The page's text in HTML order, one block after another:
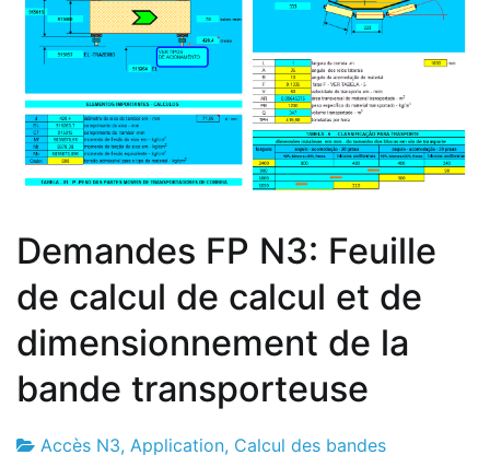
Demandes FP N3: Feuille
de calcul de calcul et de
dimensionnement de la
bande transporteuse
Accès N3, Application, Calcul des bandes